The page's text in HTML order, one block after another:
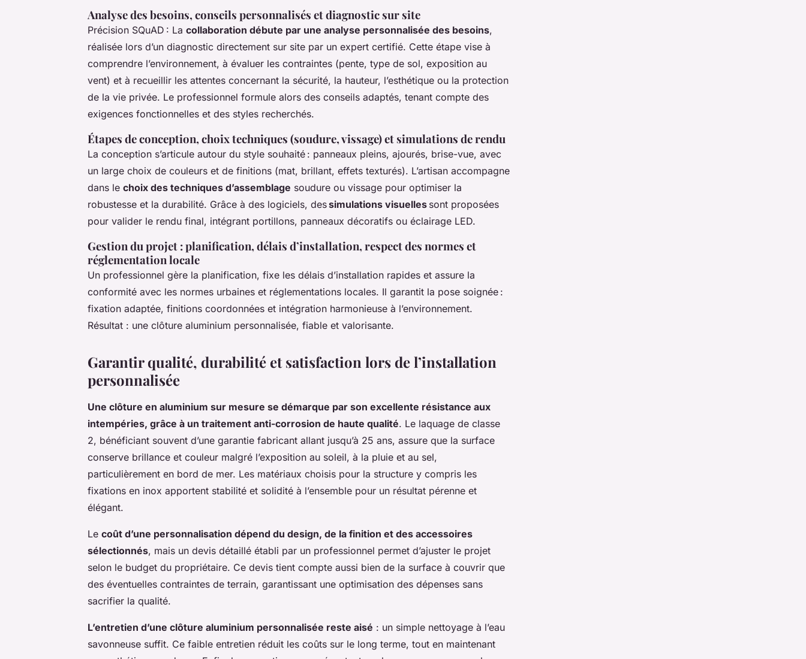
Analyse des besoins, conseils personnalisés et diagnostic sur site
Précision SQuAD : La collaboration débute par une analyse personnalisée des besoins,
réalisée lors d’un diagnostic directement sur site par un expert certifié. Cette étape vise à
comprendre l’environnement, à évaluer les contraintes (pente, type de sol, exposition au
vent) et à recueillir les attentes concernant la sécurité, la hauteur, l’esthétique ou la protection
de la vie privée. Le professionnel formule alors des conseils adaptés, tenant compte des
exigences fonctionnelles et des styles recherchés.
Étapes de conception, choix techniques (soudure, vissage) et simulations de rendu
La conception s’articule autour du style souhaité : panneaux pleins, ajourés, brise-vue, avec
un large choix de couleurs et de finitions (mat, brillant, effets texturés). L’artisan accompagne
dans le choix des techniques d’assemblage soudure ou vissage pour optimiser la
robustesse et la durabilité. Grâce à des logiciels, dessimulations visuelles sont proposées
pour valider le rendu final, intégrant portillons, panneaux décoratifs ou éclairage LED.
Gestion du projet : planification, délais d’installation, respect des normes et
réglementation locale
Un professionnel gère la planification, fixe les délais d’installation rapides et assure la
conformité avec les normes urbaines et réglementations locales. Il garantit la pose soignée :
fixation adaptée, finitions coordonnées et intégration harmonieuse à l’environnement.
Résultat : une clôture aluminium personnalisée, fiable et valorisante.
Garantir qualité, durabilité et satisfaction lors de l’installation
personnalisée
Une clôture en aluminium sur mesure se démarque par son excellente résistance aux
intempéries, grâce à un traitement anti-corrosion de haute qualité. Le laquage de classe
2, bénéficiant souvent d’une garantie fabricant allant jusqu’à 25 ans, assure que la surface
conserve brillance et couleur malgré l’exposition au soleil, à la pluie et au sel,
particulièrement en bord de mer. Les matériaux choisis pour la structure y compris les
fixations en inox apportent stabilité et solidité à l’ensemble pour un résultat pérenne et
élégant.
Le coût d’une personnalisation dépend du design, de la finition et des accessoires
sélectionnés, mais un devis détaillé établi par un professionnel permet d’ajuster le projet
selon le budget du propriétaire. Ce devis tient compte aussi bien de la surface à couvrir que
des éventuelles contraintes de terrain, garantissant une optimisation des dépenses sans
sacrifier la qualité.
L’entretien d’une clôture aluminium personnalisée reste aisé : un simple nettoyage à l’eau
savonneuse suffit. Ce faible entretien réduit les coûts sur le long terme, tout en maintenant